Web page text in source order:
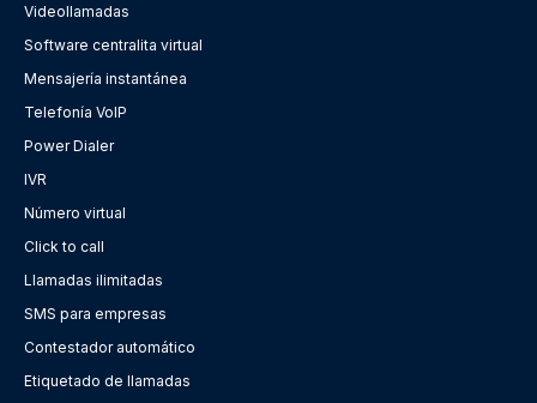
Videollamadas
Software centralita virtual
Mensajería instantánea
Telefonía VoIP
Power Dialer
IVR
Número virtual
Click to call
Llamadas ilimitadas
SMS para empresas
Contestador automático
Etiquetado de llamadas